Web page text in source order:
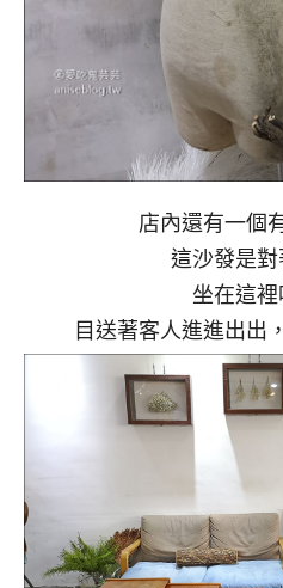
店內還有一個
這沙發是
坐在這
目送著客人進進出出